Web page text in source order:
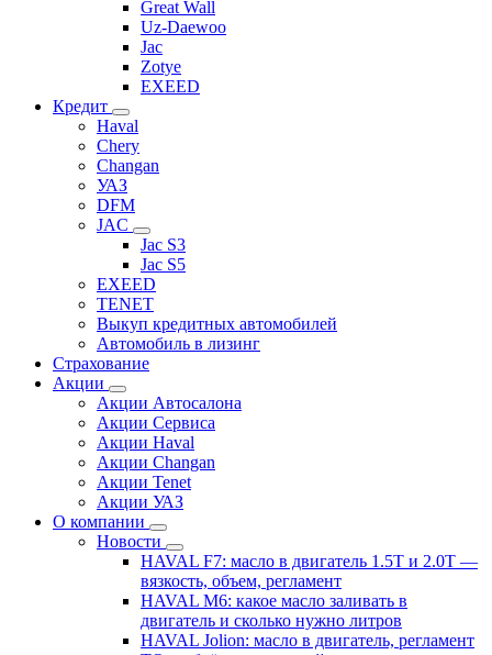
Great Wall
Uz-Daewoo
Jac
Zotye
EXEED
Кредит
Haval
Chery
Changan
УАЗ
DFM
JAC
Jac S3
Jac S5
EXEED
TENET
Выкуп кредитных автомобилей
Автомобиль в лизинг
Страхование
Акции
Акции Автосалона
Акции Сервиса
Акции Haval
Акции Changan
Акции Tenet
Акции УАЗ
О компании
Новости
HAVAL F7: масло в двигатель 1.5T и 2.0T —
вязкость, объем, регламент
HAVAL M6: какое масло заливать в
двигатель и сколько нужно литров
HAVAL Jolion: масло в двигатель, регламент